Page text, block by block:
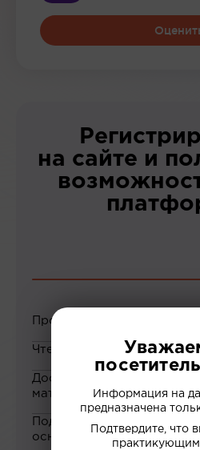
на сайте и
Просмотр вебинаров
Чтение статей
Доступ к закрытым
материалам
Подборка материалов на
основе ваших интересов
Информация на
предназначена
Подтвердите, что
практикующим